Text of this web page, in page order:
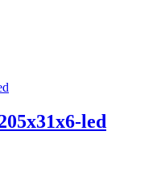
led